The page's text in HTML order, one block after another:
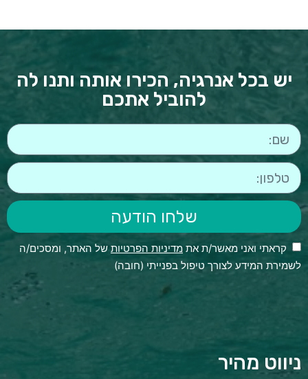
יש בכל אנרגיה, הכירו אותה ותנו לה
להוביל אתכם
שלחו הודעה
קראתי ואני מאשר/ת את מדיניות הפרטיות של האתר, ומסכים/ה
לשמירת המידע לצורך טיפול בפנייתי (חובה)
ניווט מהיר